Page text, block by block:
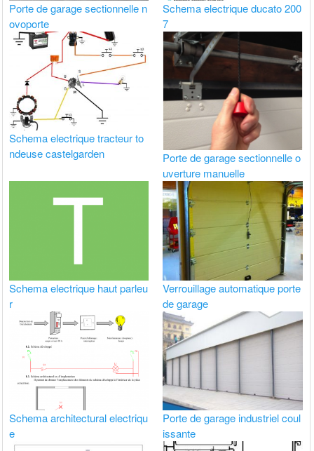
Porte de garage sectionnelle n
ovoporte
Schema electrique ducato 200
7
Schema electrique tracteur to
ndeuse castelgarden
Porte de garage sectionnelle o
uverture manuelle
Schema electrique haut parleu
r
Verrouillage automatique porte
de garage
Schema architectural electriqu
e
Porte de garage industriel coul
issante